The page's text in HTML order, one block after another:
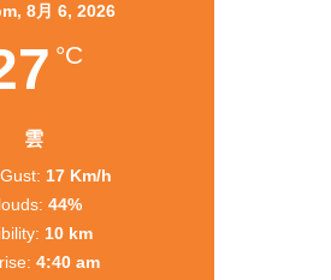
8月 6, 2026
°C
雲
17 Km/h
44%
10 km
4:40 am